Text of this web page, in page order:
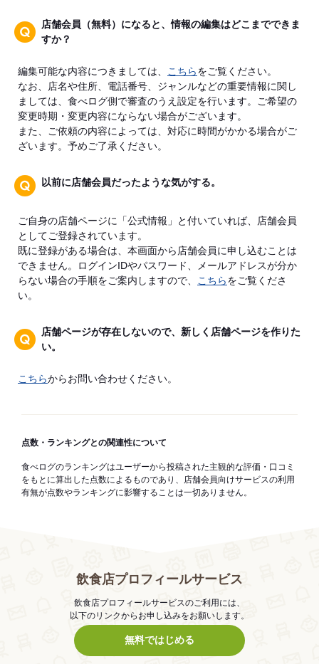
店舗会員（無料）になると、情報の編集はどこまでできま
すか？
編集可能な内容につきましては、 こちらをご覧ください。
なお、店名や住所、電話番号、ジャンルなどの重要情報に関し
ましては、食べログ側で審査のうえ設定を行います。ご希望の
変更時期・変更内容にならない場合がございます。
また、ご依頼の内容によっては、対応に時間がかかる場合がご
ざいます。予めご了承ください。
以前に店舗会員だったような気がする。
ご自身の店舗ページに「公式情報」と付いていれば、店舗会員
としてご登録されています。
既に登録がある場合は、本画面から店舗会員に申し込むことは
できません。ログインIDやパスワード、メールアドレスが分か
らない場合の手順をご案内しますので、
こちらをご覧くださ
い。
店舗ページが存在しないので、新しく店舗ページを作りた
い。
こちらからお問い合わせください。
点数・ランキングとの関連性について
食べログのランキングはユーザーから投稿された主観的な評価・口コミ
をもとに算出した点数によるものであり、店舗会員向けサービスの利用
有無が点数やランキングに影響することは一切ありません。
飲食店プロフィールサービス
飲食店プロフィールサービスのご利用には、
以下のリンクからお申し込みをお願いします。
無料ではじめる